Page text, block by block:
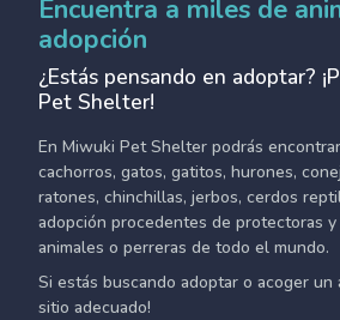
Encuentra a miles de
adopción
¿Estás pensando en adoptar?
Pet Shelter!
En Miwuki Pet Shelter podrás
cachorros, gatos, gatitos, hurones,
ratones, chinchillas, jerbos, cerdos
adopción procedentes de protectoras y
animales o perreras de todo el mundo.
Si estás buscando adoptar o acoger un
sitio adecuado!